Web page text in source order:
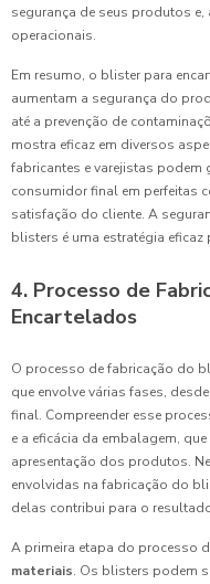
segurança de seus produtos
operacionais.
Em resumo, o blister para
aumentam a segurança do
até a prevenção de
mostra eficaz em diversos
fabricantes e varejistas podem
consumidor final em perfeitas
satisfação do cliente. A
blisters é uma estratégia eficaz
4. Processo de
Encartelados
O processo de fabricação do
que envolve várias fases,
final. Compreender esse
e a eficácia da embalagem,
apresentação dos produtos.
envolvidas na fabricação do
delas contribui para o
A primeira etapa do processo
materiais. Os blisters podem